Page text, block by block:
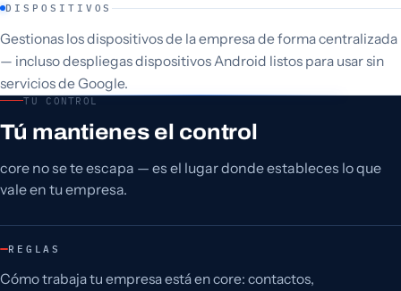
DISPOSITIVOS
Gestionas los dispositivos de la empresa de forma centralizada
— incluso despliegas dispositivos Android listos para usar sin
servicios de Google.
TU CONTROL
Tú mantienes el control
core no se te escapa — es el lugar donde estableces lo que
vale en tu empresa.
REGLAS
Cómo trabaja tu empresa está en core: contactos,